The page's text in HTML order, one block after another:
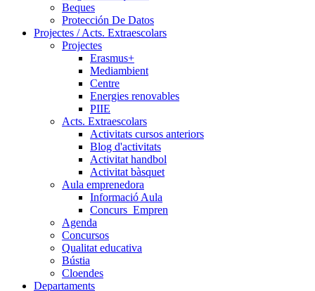
Beques
Protección De Datos
Projectes / Acts. Extraescolars
Projectes
Erasmus+
Mediambient
Centre
Energies renovables
PIIE
Acts. Extraescolars
Activitats cursos anteriors
Blog d'activitats
Activitat handbol
Activitat bàsquet
Aula emprenedora
Informació Aula
Concurs_Empren
Agenda
Concursos
Qualitat educativa
Bústia
Cloendes
Departaments